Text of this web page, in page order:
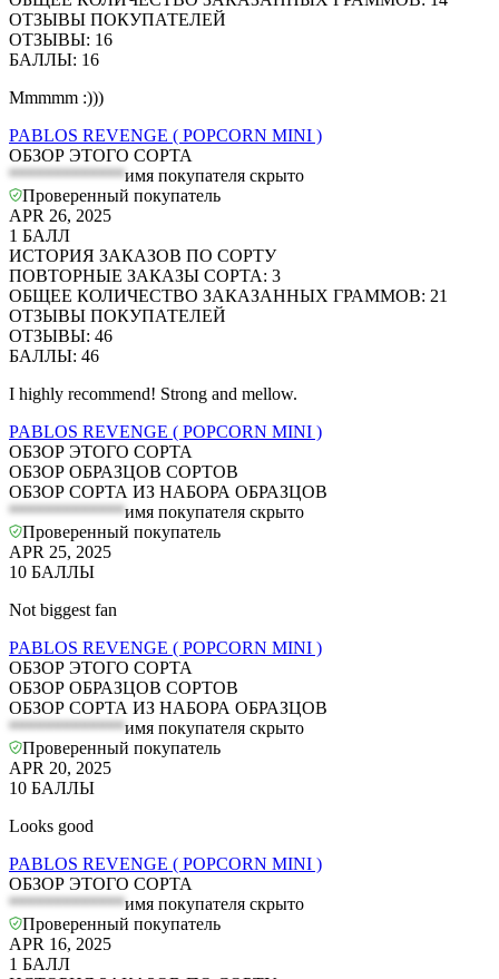
ОТЗЫВЫ ПОКУПАТЕЛЕЙ
ОТЗЫВЫ: 16
БАЛЛЫ: 16
Mmmmm :)))
PABLOS REVENGE ( POPCORN MINI )
ОБЗОР ЭТОГО СОРТА
*************имя покупателя скрыто
Проверенный покупатель
APR 26, 2025
1 БАЛЛ
ИСТОРИЯ ЗАКАЗОВ ПО СОРТУ
ПОВТОРНЫЕ ЗАКАЗЫ СОРТА: 3
ОБЩЕЕ КОЛИЧЕСТВО ЗАКАЗАННЫХ ГРАММОВ: 21
ОТЗЫВЫ ПОКУПАТЕЛЕЙ
ОТЗЫВЫ: 46
БАЛЛЫ: 46
I highly recommend! Strong and mellow.
PABLOS REVENGE ( POPCORN MINI )
ОБЗОР ЭТОГО СОРТА
ОБЗОР ОБРАЗЦОВ СОРТОВ
ОБЗОР СОРТА ИЗ НАБОРА ОБРАЗЦОВ
*************имя покупателя скрыто
Проверенный покупатель
APR 25, 2025
10 БАЛЛЫ
Not biggest fan
PABLOS REVENGE ( POPCORN MINI )
ОБЗОР ЭТОГО СОРТА
ОБЗОР ОБРАЗЦОВ СОРТОВ
ОБЗОР СОРТА ИЗ НАБОРА ОБРАЗЦОВ
*************имя покупателя скрыто
Проверенный покупатель
APR 20, 2025
10 БАЛЛЫ
Looks good
PABLOS REVENGE ( POPCORN MINI )
ОБЗОР ЭТОГО СОРТА
*************имя покупателя скрыто
Проверенный покупатель
APR 16, 2025
1 БАЛЛ